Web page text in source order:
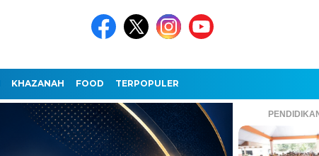
KHAZANAH FOOD TERPOPULER